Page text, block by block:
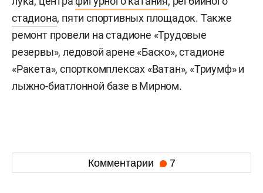
стадиона, пяти спортивных площадок. Также
ремонт провели на стадионе «Трудовые
резервы», ледовой арене «Баско», стадионе
«Ракета», спорткомплексах «Ватан», «Триумф» и
лыжно-биатлонной базе в Мирном.
Комментарии 7